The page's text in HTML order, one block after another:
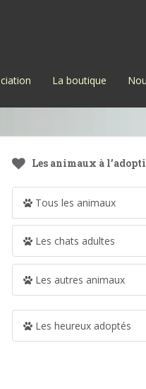
La boutique
Les animaux à
Tous les animaux
Les chats adultes
Les autres animaux
Les heureux adoptés